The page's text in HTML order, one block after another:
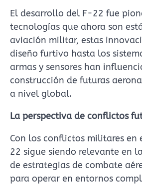
El desarrollo del F-22 fue
tecnologías que ahora son
aviación militar, estas
diseño furtivo hasta los
armas y sensores han
construcción de futuras
a nivel global.
La perspectiva de conflictos
Con los conflictos militares en
22 sigue siendo relevante en
de estrategias de combate
para operar en entornos